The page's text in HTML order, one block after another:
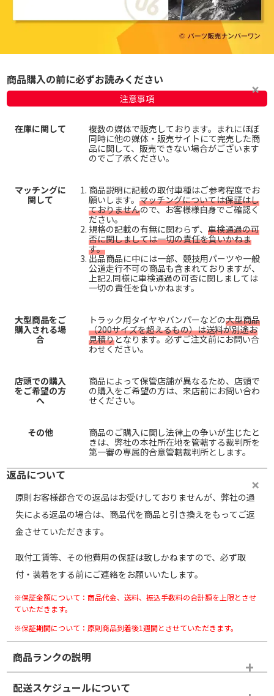
商品購入の前に必ずお読みください
注意事項
在庫に関して
複数の媒体で販売しております。まれにほぼ
同時に他の媒体・販売サイトにて完売した商
品に関して、販売できない場合がございます
のでご了承ください。
マッチングに
関して
商品説明に記載の取付車種はご参考程度でお
願いします。 マッチングについては保証はし
ておりませんので、お客様様自身でご確認く
ださい。
規格の記載の有無に関わらず、 車検通過の可
否に関しましては一切の責任を負いかねま
す。
出品商品に中には一部、競技用パーツや一般
公道走行不可の商品も含まれておりますが、
上記2.同様に車検通過の可否に関しましては
一切の責任を負いかねます。
大型商品をご
購入される場
合
トラック用タイヤやバンパーなどの大型商品
（200サイズを超えるもの）は送料が別途お
見積りとなります。必ずご注文前にお問い合
わせください。
店頭での購入
をご希望の方
へ
商品によって保管店舗が異なるため、店頭で
の購入をご希望の方は、来店前にお問い合わ
せください。
その他
商品のご購入に関し法律上の争いが生じたと
きは、弊社の本社所在地を管轄する裁判所を
第一審の専属的合意管轄裁判所とします。
返品について
原則お客様都合での返品はお受けしておりませんが、弊社の過
失による返品の場合は、商品代を商品と引き換えをもってご返
金させていただきます。
取付工賃等、その他費用の保証は致しかねますので、必ず取
付・装着をする前にご連絡をお願いいたします。
※保証金額について：商品代金、送料、振込手数料の合計額を上限とさせ
ていただきます。
※保証期間について：原則商品到着後1週間とさせていただきます。
商品ランクの説明
※商品ランクは出品者の主観により判断しておりますので、あら
かじめご了承ください。
配送スケジュールについて